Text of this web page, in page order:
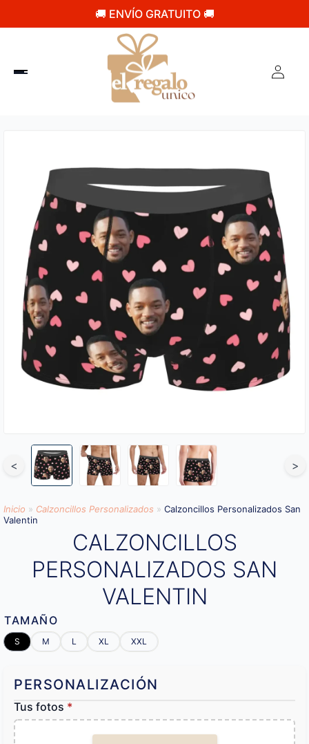
🚚 ENVÍO GRATUITO 🚚
< >
Inicio » Calzoncillos Personalizados » Calzoncillos Personalizados San
Valentin
CALZONCILLOS
PERSONALIZADOS SAN
VALENTIN
TAMAÑO
S M L XL XXL
PERSONALIZACIÓN
Tus fotos *